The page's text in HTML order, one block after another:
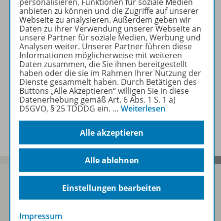
Zugehörige Produkte
Empfehlungen der Redaktion
Benachrichtigungs-Service
Veranstaltungen
anbieten zu können und die Zugriffe auf unserer
Webseite zu analysieren. Außerdem geben wir
Daten zu ihrer Verwendung unserer Webseite an
unsere Partner für soziale Medien, Werbung und
Analysen weiter. Unserer Partner führen diese
Informationen möglicherweise mit weiteren
Daten zusammen, die Sie ihnen bereitgestellt
haben oder die sie im Rahmen Ihrer Nutzung der
Dienste gesammelt haben. Durch Betätigen des
Buttons „Alle Akzeptieren“ willigen Sie in diese
Datenerhebung gemäß Art. 6 Abs. 1 S. 1 a)
DSGVO, § 25 TDDDG ein. … Weiterlesen
Alle akzeptieren
Alle ablehnen
Einstellungen bearbeiten
Impressum